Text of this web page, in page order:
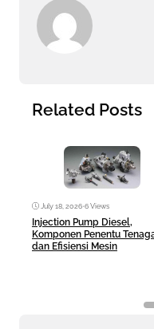
Related Posts
July 18, 2026•6 Views
Injection Pump Diesel,
Komponen Penentu
dan Efisiensi Mesin